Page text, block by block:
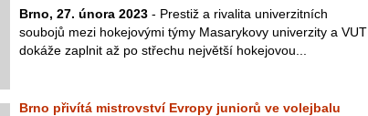
Brno, 27. února 2023 - Prestiž a rivalita univerzitních
soubojů mezi hokejovými týmy Masarykovy univerzity a VUT
dokáže zaplnit až po střechu největší hokejovou...
Brno přivítá mistrovství Evropy juniorů ve volejbalu